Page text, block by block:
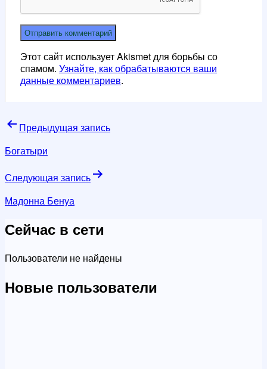
Этот сайт использует Akismet для борьбы со
спамом. Узнайте, как обрабатываются ваши
данные комментариев.
Навигация
по
Предыдущая запись
Богатыри
Следующая запись
Мадонна Бенуа
Сейчас в сети
Пользователи не найдены
Новые пользователи